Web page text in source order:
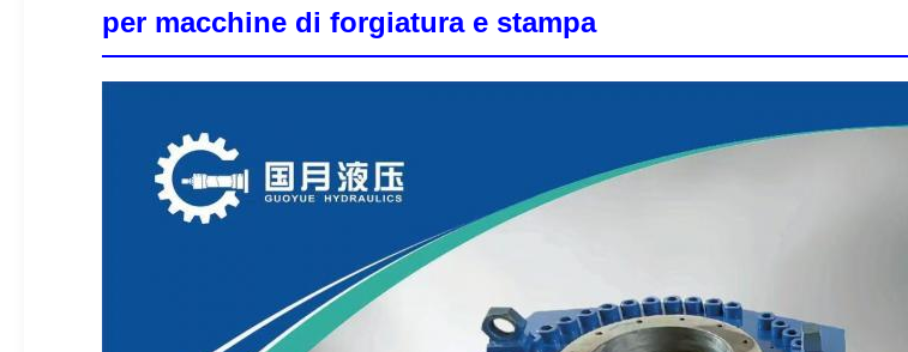
per macchine di forgiatura e stampa